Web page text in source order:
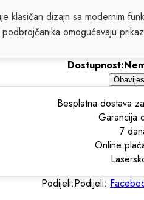
klasičan dizajn sa modernim
omogućavaju
Dostupnost:
Besplatna dostava
Garancija
7
Online
Podijeli:Podijeli: